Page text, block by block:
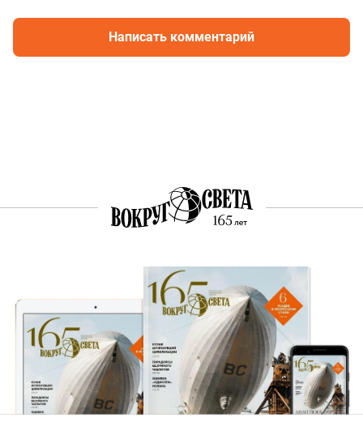
Написать комментарий